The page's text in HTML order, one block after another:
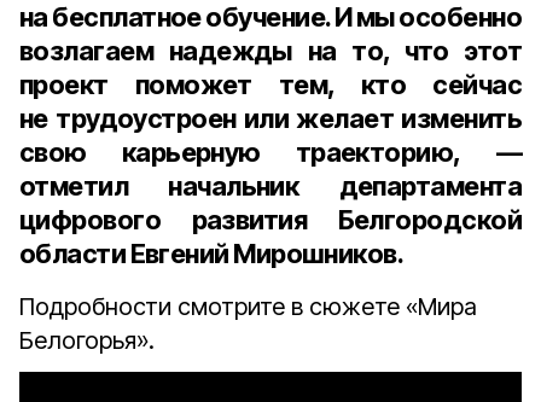
на бесплатное обучение. И мы особенно
возлагаем надежды на то, что этот
проект поможет тем, кто сейчас
не трудоустроен или желает изменить
свою карьерную траекторию, —
отметил начальник департамента
цифрового развития Белгородской
области Евгений Мирошников.
Подробности смотрите в сюжете «Мира
Белогорья».